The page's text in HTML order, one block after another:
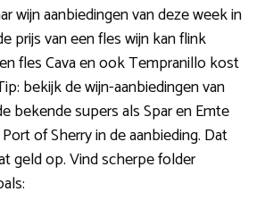
wijn aanbiedingen van deze week in
prijs van een fles wijn kan flink
fles Cava en ook Tempranillo kost
bekijk de wijn-aanbiedingen van
bekende supers als Spar en Emte
of Sherry in de aanbieding. Dat
geld op. Vind scherpe folder